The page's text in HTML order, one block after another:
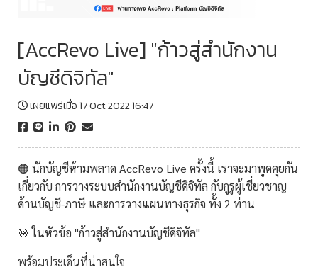
[AccRevo Live] "ก้าวสู่สำนักงาน
บัญชีดิจิทัล"
เผยแพร่เมื่อ 17 Oct 2022 16:47
🟠 นักบัญชีห้ามพลาด AccRevo Live ครั้งนี้ เราจะมาพูดคุยกัน
เกี่ยวกับ การวางระบบสำนักงานบัญชีดิจิทัล กับกูรูผู้เชี่ยวชาญ
ด้านบัญชี-ภาษี และการวางแผนทางธุรกิจ ทั้ง 2 ท่าน
🎯 ในหัวข้อ "ก้าวสู่สำนักงานบัญชีดิจิทัล"
พร้อมประเด็นที่น่าสนใจ